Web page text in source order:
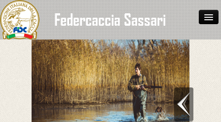
Federcaccia Sassari
Home
L'associazione
Cal. venatorio
Normativa
Archivio